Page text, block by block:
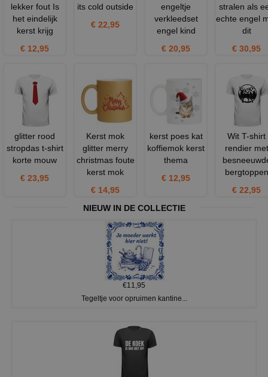
lekker fout Is
het eindelijk
kerst krijg
€ 12,95
its cold outside
€ 22,95
engeltje
verkleedset
engel kind
€ 20,95
stralen als
echte engel
dit
€ 30,95
glitter rood
stropdas t-shirt
korte mouw
€ 23,95
Kerst mok
glitter merry
christmas foute
kerst mok
€ 14,95
kerst poes kat
koffiemok kerst
thema
€ 12,95
Wit T-shirt
rendier met
bergtoppen
€ 22,95
NIEUW IN DE COLLECTIE
€11,95
Tegeltje voor opruimen kantine...